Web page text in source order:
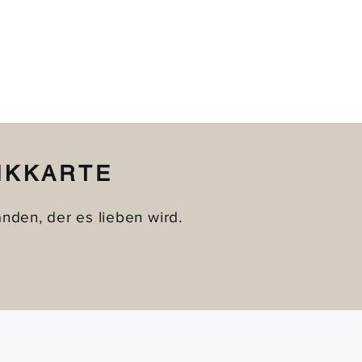
der es lieben wird.